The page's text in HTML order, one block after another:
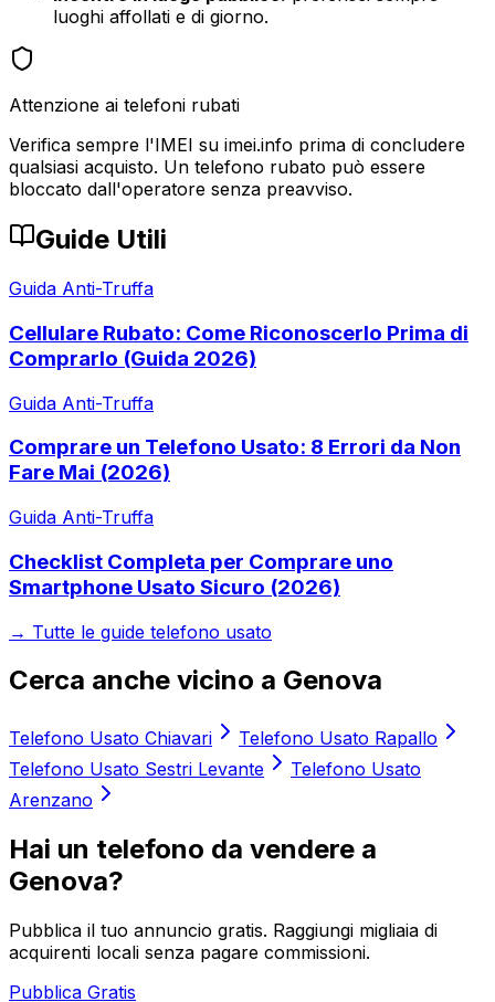
luoghi affollati e di giorno.
Attenzione ai telefoni rubati
Verifica sempre l'IMEI su imei.info prima di concludere
qualsiasi acquisto. Un telefono rubato può essere
bloccato dall'operatore senza preavviso.
Guide Utili
Guida Anti-Truffa
Cellulare Rubato: Come Riconoscerlo Prima di
Comprarlo (Guida 2026)
Guida Anti-Truffa
Comprare un Telefono Usato: 8 Errori da Non
Fare Mai (2026)
Guida Anti-Truffa
Checklist Completa per Comprare uno
Smartphone Usato Sicuro (2026)
→ Tutte le guide telefono usato
Cerca anche vicino a Genova
Telefono Usato Chiavari Telefono Usato Rapallo
Telefono Usato Sestri Levante
Telefono Usato
Arenzano
Hai un telefono da vendere a
Genova?
Pubblica il tuo annuncio gratis. Raggiungi migliaia di
acquirenti locali senza pagare commissioni.
Pubblica Gratis